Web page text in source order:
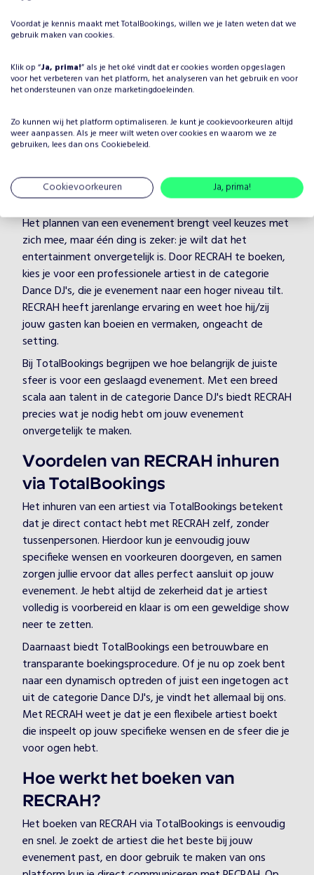
Vanaf€795 •
Dance Classics Feest
Waarom RECRAH boeken voor
jouw evenement?
Het plannen van een evenement brengt veel keuzes met
zich mee, maar één ding is zeker: je wilt dat het
entertainment onvergetelijk is. Door RECRAH te boeken,
kies je voor een professionele artiest in de categorie
Dance DJ's, die je evenement naar een hoger niveau tilt.
RECRAH heeft jarenlange ervaring en weet hoe hij/zij
jouw gasten kan boeien en vermaken, ongeacht de
setting.
Bij TotalBookings begrijpen we hoe belangrijk de juiste
sfeer is voor een geslaagd evenement. Met een breed
scala aan talent in de categorie Dance DJ's biedt RECRAH
precies wat je nodig hebt om jouw evenement
onvergetelijk te maken.
Voordelen van RECRAH inhuren
via TotalBookings
Het inhuren van een artiest via TotalBookings betekent
dat je direct contact hebt met RECRAH zelf, zonder
tussenpersonen. Hierdoor kun je eenvoudig jouw
specifieke wensen en voorkeuren doorgeven, en samen
zorgen jullie ervoor dat alles perfect aansluit op jouw
evenement. Je hebt altijd de zekerheid dat je artiest
volledig is voorbereid en klaar is om een geweldige show
neer te zetten.
Daarnaast biedt TotalBookings een betrouwbare en
transparante boekingsprocedure. Of je nu op zoek bent
naar een dynamisch optreden of juist een ingetogen act
uit de categorie Dance DJ's, je vindt het allemaal bij ons.
Met RECRAH weet je dat je een flexibele artiest boekt
die inspeelt op jouw specifieke wensen en de sfeer die je
voor ogen hebt.
Hoe werkt het boeken van
RECRAH?
Het boeken van RECRAH via TotalBookings is eenvoudig
en snel. Je zoekt de artiest die het beste bij jouw
evenement past, en door gebruik te maken van ons
Voordat je kennis maakt met TotalBookings, willen we je laten weten dat we
gebruik maken van cookies.
Klik op “Ja, prima!” als je het oké vindt dat er cookies worden opgeslagen
voor het verbeteren van het platform, het analyseren van het gebruik en voor
het ondersteunen van onze marketingdoeleinden.
Zo kunnen wij het platform optimaliseren. Je kunt je cookievoorkeuren altijd
weer aanpassen. Als je meer wilt weten over cookies en waarom we ze
gebruiken, lees dan ons Cookiebeleid.
Cookievoorkeuren Ja, prima!